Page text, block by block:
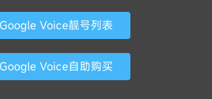
Google Voice靓号列表
Google Voice自助购买